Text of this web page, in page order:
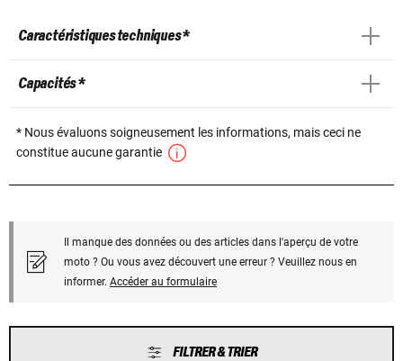
Caractéristiques techniques *
Capacités *
* Nous évaluons soigneusement les informations, mais ceci ne
constitue aucune garantie
Il manque des données ou des articles dans l'aperçu de votre
moto ? Ou vous avez découvert une erreur ? Veuillez nous en
informer. Accéder au formulaire
FILTRER & TRIER